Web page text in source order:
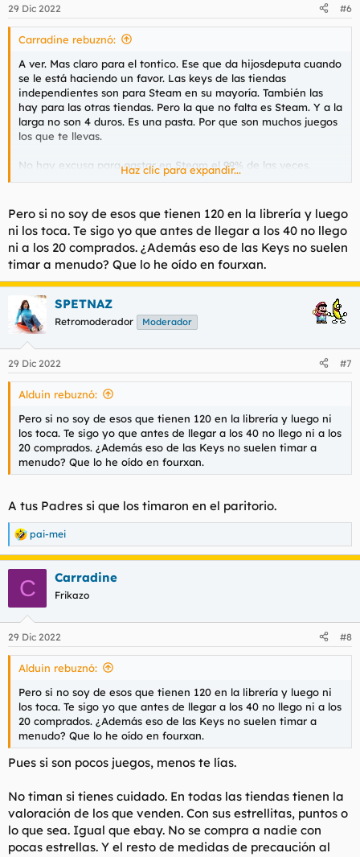
29 Dic 2022 #6
Carradine rebuznó:
A ver. Mas claro para el tontico. Ese que da hijosdeputa cuando
se le está haciendo un favor. Las keys de las tiendas
independientes son para Steam en su mayoría. También las
hay para las otras tiendas. Pero la que no falta es Steam. Y a la
larga no son 4 duros. Es una pasta. Por que son muchos juegos
los que te llevas.
No hay excusa para gastar en Steam el 99% de las veces.
Ninguna.
Ahora bien. Si te supone un problema tener los juegos
repartidos en 3 servicios (Steam, gog y Epic) pues ya es cosa
tuya y del retraso mental que tienes. Por que tener los juegos
repartidos entre varios servicios, mas de 3 incluso, no es
problema para nadie. Ni siquiera es una molestia.
Haz clic para expandir...
Pero si no soy de esos que tienen 120 en la librería y luego
ni los toca. Te sigo yo que antes de llegar a los 40 no llego
ni a los 20 comprados. ¿Además eso de las Keys no suelen
timar a menudo? Que lo he oído en fourxan.
SPETNAZ
Retromoderador Moderador
29 Dic 2022 #7
Alduin rebuznó:
Pero si no soy de esos que tienen 120 en la librería y luego ni
los toca. Te sigo yo que antes de llegar a los 40 no llego ni a los
20 comprados. ¿Además eso de las Keys no suelen timar a
menudo? Que lo he oído en fourxan.
A tus Padres si que los timaron en el paritorio.
R
e
e
s
pai-mei
C Carradine
Frikazo
29 Dic 2022 #8
Alduin rebuznó:
Pero si no soy de esos que tienen 120 en la librería y luego ni
los toca. Te sigo yo que antes de llegar a los 40 no llego ni a los
20 comprados. ¿Además eso de las Keys no suelen timar a
menudo? Que lo he oído en fourxan.
Pues si son pocos juegos, menos te lías.
No timan si tienes cuidado. En todas las tiendas tienen la
valoración de los que venden. Con sus estrellitas, puntos o
lo que sea. Igual que ebay. No se compra a nadie con
pocas estrellas. Y el resto de medidas de precaución al